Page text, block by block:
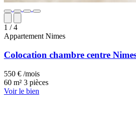
1 / 4
Appartement Nimes
Colocation chambre centre
550 € /mois
60 m² 3 pièces
Voir le bien